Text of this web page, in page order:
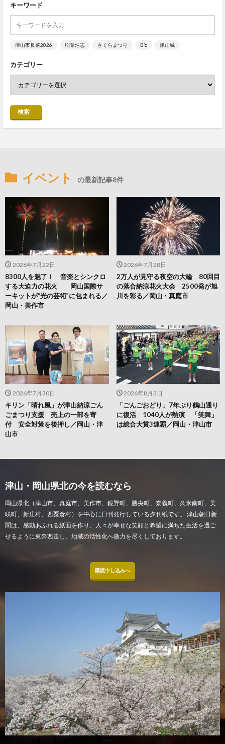
キーワード
津山市長選2026 稲葉浩志 さくらまつり B’z 津山城
カテゴリー
検索
イベント の最新記事8件
2026年8月3日
「ごんごおどり」7年ぶり鶴山通り
に復活 1040人が熱演 「笑舞」
は総合大賞3連覇／岡山・津山市
2026年7月30日
キリン「晴れ風」が津山納涼ごん
ごまつり支援 売上の一部を寄
付 安全対策を後押し／岡山・津
山市
2026年7月28日
2万人が見守る夜空の大輪 80回目
の落合納涼花火大会 2500発が旭
川を彩る／岡山・真庭市
2026年7月22日
8300人を魅了！ 音楽とシンクロ
する大迫力の花火 岡山国際サ
ーキットが“光の芸術”に包まれる／
岡山・美作市
津山・岡山県北の今を読むなら
岡山県北（津山市、真庭市、美作市、鏡野町、勝央町、奈義町、久米南町、美
咲町、新庄村、西粟倉村）を中心に日刊発行している夕刊紙です。 津山朝日新
聞は、感動あふれる紙面を作り、人々が幸せな笑顔と希望に満ちた生活を過ご
せるように東奔西走し、地域の活性化へ微力を尽くしております。
購読申し込みへ